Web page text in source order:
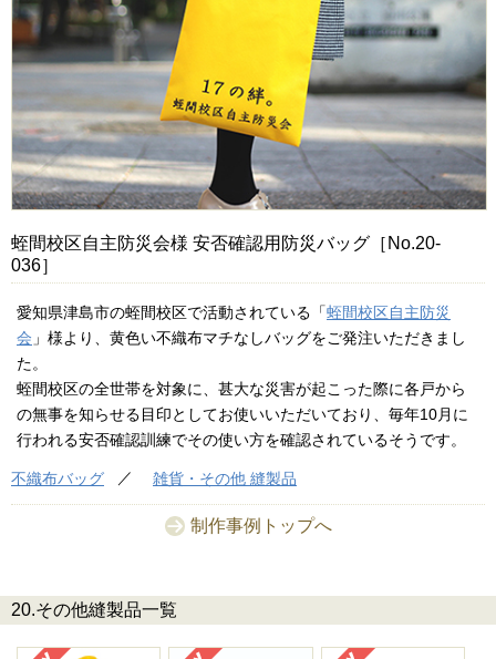
蛭間校区自主防災会様 安否確認用防災バッグ［No.20-
036］
愛知県津島市の蛭間校区で活動されている「蛭間校区自主防災
会 」様より、黄色い不織布マチなしバッグをご発注いただきまし
た。
蛭間校区の全世帯を対象に、甚大な災害が起こった際に各戸から
の無事を知らせる目印としてお使いいただいており、毎年10月に
行われる安否確認訓練でその使い方を確認されているそうです。
不織布バッグ 雑貨・その他 縫製品
制作事例トップへ
20.その他縫製品一覧